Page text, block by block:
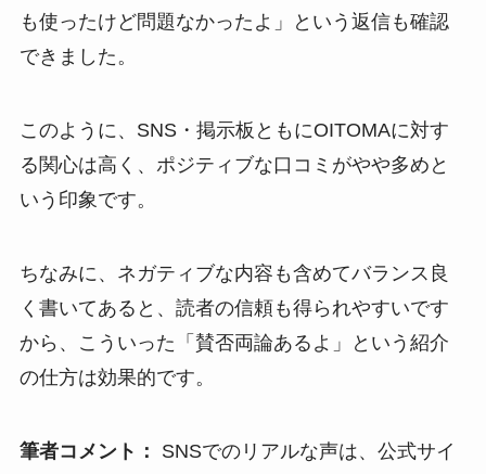
も使ったけど問題なかったよ」という返信も確認
できました。
このように、SNS・掲示板ともにOITOMAに対す
る関心は高く、ポジティブな口コミがやや多めと
いう印象です。
ちなみに、ネガティブな内容も含めてバランス良
く書いてあると、読者の信頼も得られやすいです
から、こういった「賛否両論あるよ」という紹介
の仕方は効果的です。
筆者コメント： SNSでのリアルな声は、公式サイ